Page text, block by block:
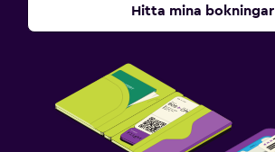
Hitta mina bokningar